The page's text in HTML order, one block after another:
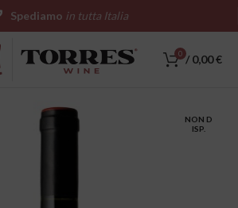
0 / 0,00€
NON D
ISP.
Spediamo in tutta Italia